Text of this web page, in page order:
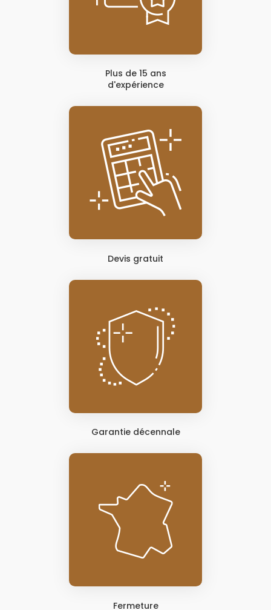
Plus de 15 ans
d'expérience
Devis gratuit
Garantie décennale
Fermeture